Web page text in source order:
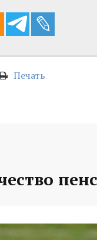
Печать